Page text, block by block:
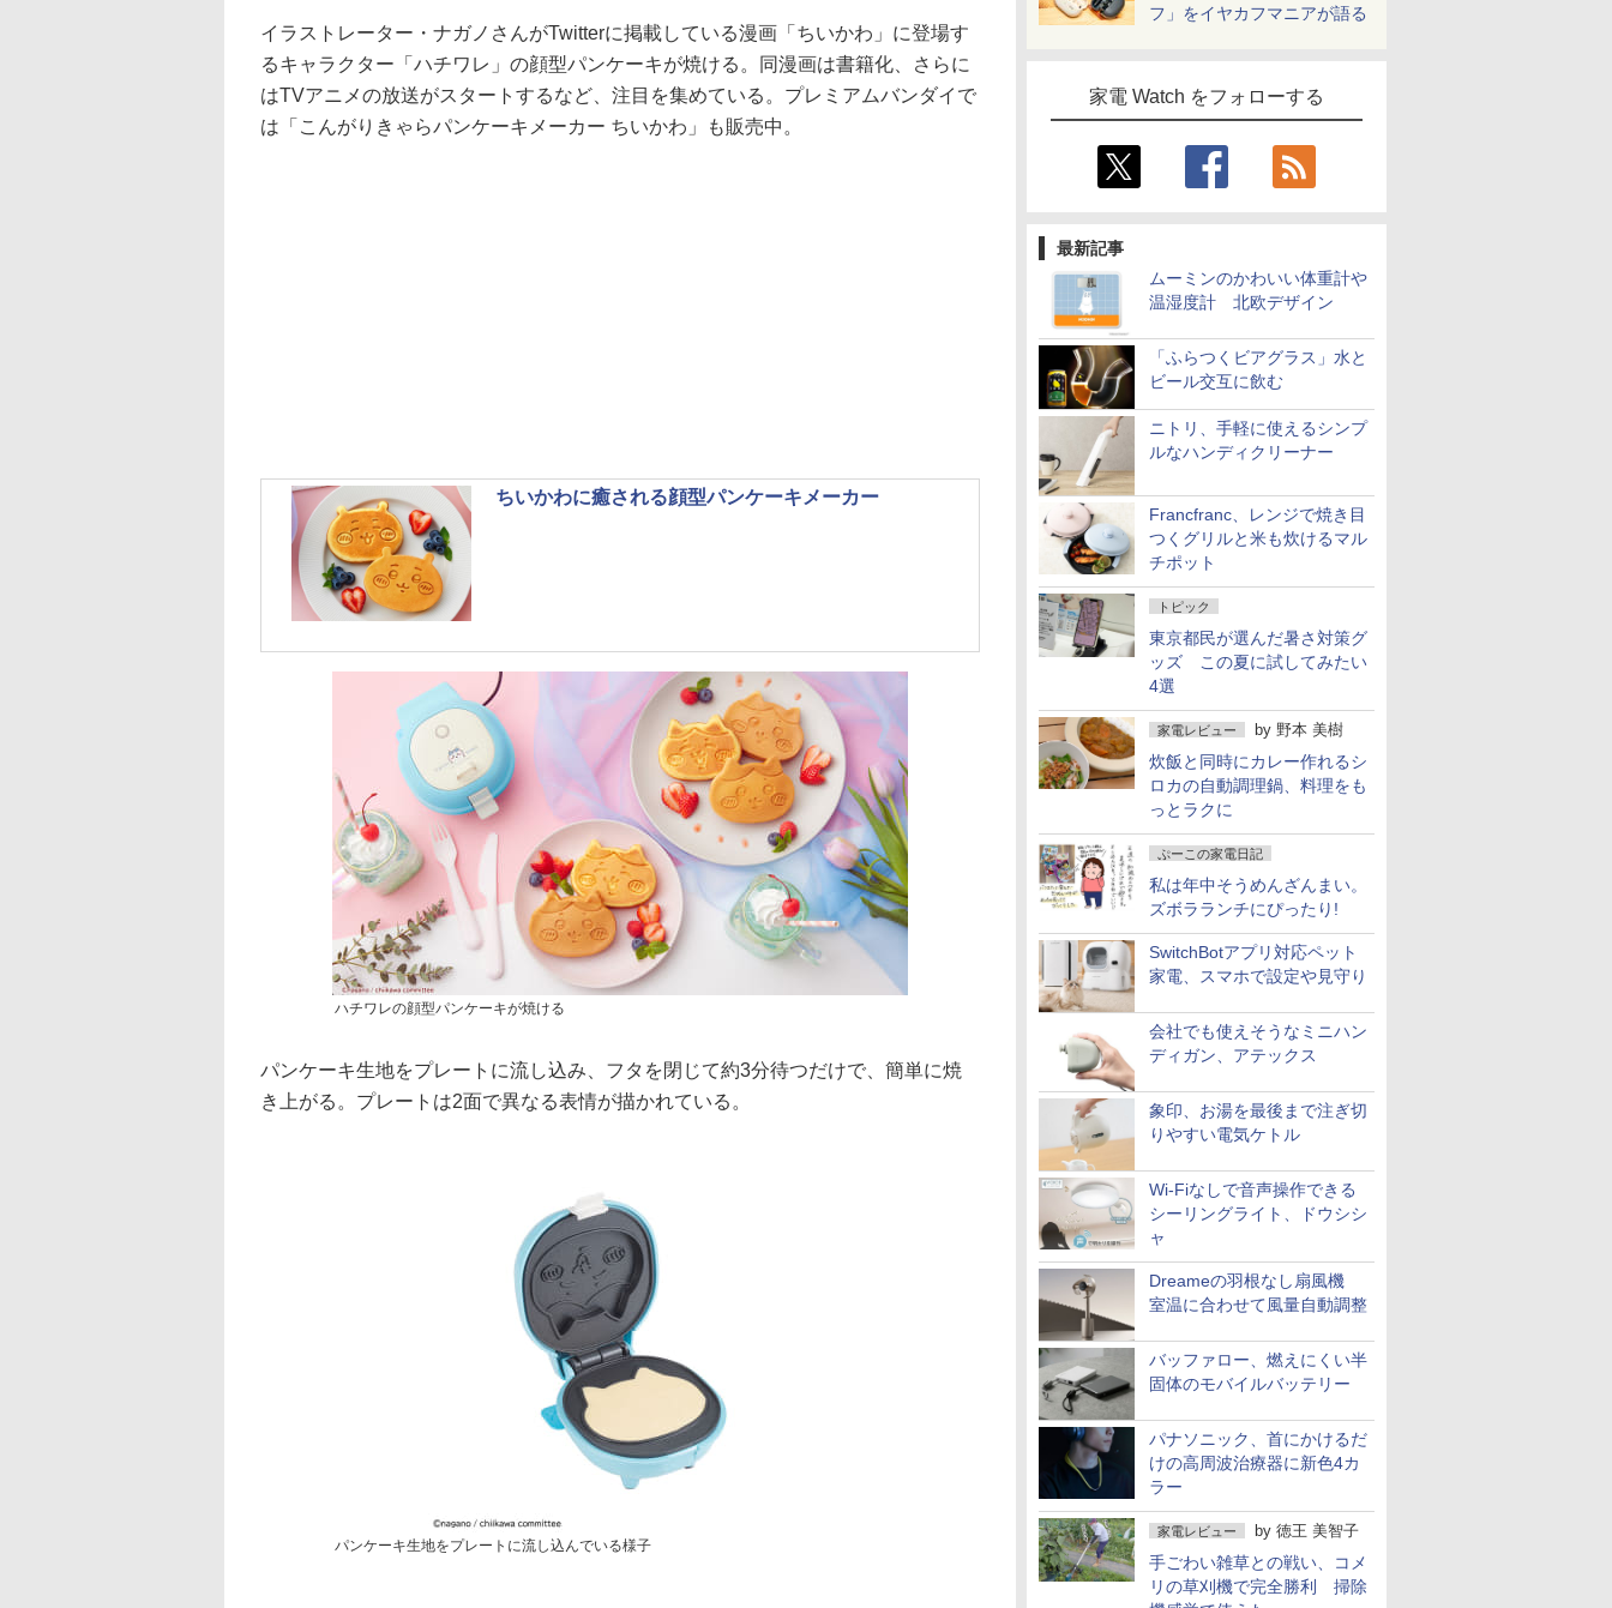
フ」をイヤカフマニアが語る
家電 Watch をフォローする
最新記事
ムーミンのかわいい体重計や
温湿度計 北欧デザイン
「ふらつくビアグラス」水と
ビール交互に飲む
ニトリ、手軽に使えるシンプ
ルなハンディクリーナー
Francfranc、レンジで焼き目
つくグリルと米も炊けるマル
チポット
トピック
東京都民が選んだ暑さ対策グ
ッズ この夏に試してみたい
4選
家電レビュー by 野本 美樹
炊飯と同時にカレー作れるシ
ロカの自動調理鍋、料理をも
っとラクに
ぷーこの家電日記
私は年中そうめんざんまい。
ズボラランチにぴったり!
SwitchBotアプリ対応ペット
家電、スマホで設定や見守り
会社でも使えそうなミニハン
ディガン、アテックス
象印、お湯を最後まで注ぎ切
りやすい電気ケトル
Wi-Fiなしで音声操作できる
シーリングライト、ドウシシ
ャ
Dreameの羽根なし扇風機
室温に合わせて風量自動調整
バッファロー、燃えにくい半
固体のモバイルバッテリー
パナソニック、首にかけるだ
けの高周波治療器に新色4カ
ラー
家電レビュー by 徳王 美智子
手ごわい雑草との戦い、コメ
リの草刈機で完全勝利 掃除
イラストレーター・ナガノさんがTwitterに掲載している漫画「ちいかわ」に登場す
るキャラクター「ハチワレ」の顔型パンケーキが焼ける。同漫画は書籍化、さらに
はTVアニメの放送がスタートするなど、注目を集めている。プレミアムバンダイで
は「こんがりきゃらパンケーキメーカー ちいかわ」も販売中。
ちいかわに癒される顔型パンケーキメーカー
ハチワレの顔型パンケーキが焼ける
パンケーキ生地をプレートに流し込み、フタを閉じて約3分待つだけで、簡単に焼
き上がる。プレートは2面で異なる表情が描かれている。
パンケーキ生地をプレートに流し込んでいる様子